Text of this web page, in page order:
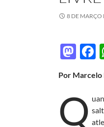
8 DE MARÇO
M
to
d
o
F
e
b
o
Por Marcelo
Q